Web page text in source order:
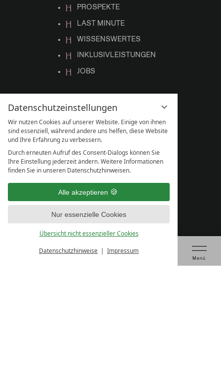
Datenschutzeinstellungen
Wir nutzen Cookies auf unserer Website. Einige von ihnen
sind essenziell, während andere uns helfen, diese Website
und Ihre Erfahrung zu verbessern.
Durch erneuten Aufruf des Consent-Dialogs können Sie
Ihre Einstellung jederzeit ändern. Weitere Informationen
finden Sie in unseren Datenschutzhinweisen.
Alle akzeptieren
Nur essenzielle Cookies
Übersicht nicht essenzieller Cookies
Datenschutzhinweise Impressum
Menü
PROSPEKTE
LAST MINUTE
WISSENSWERTES
INKLUSIVLEISTUNGEN
JOBS
social media